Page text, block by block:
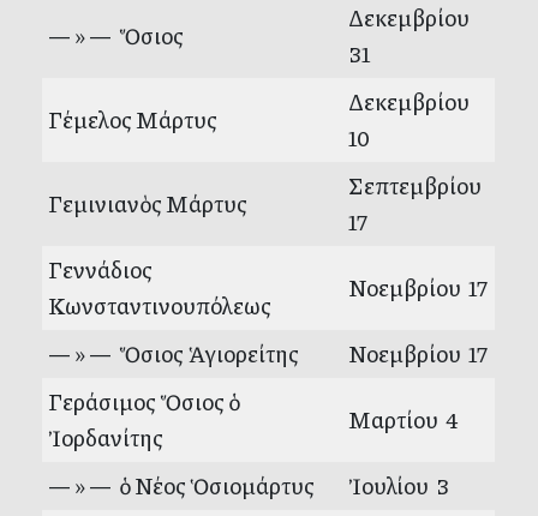
— » — Ὅσιος
Δεκεμβρίου
31
Γέμελος Μάρτυς
Δεκεμβρίου
10
Γεμινιανὸς Μάρτυς
Σεπτεμβρίου
17
Γεννάδιος
Κωνσταντινουπόλεως
Νοεμβρίου 17
— » — Ὅσιος Ἁγιορείτης
Νοεμβρίου 17
Γεράσιμος Ὅσιος ὁ
Ἰορδανίτης
Μαρτίου 4
— » — ὁ Νέος Ὁσιομάρτυς Ἰουλίου 3